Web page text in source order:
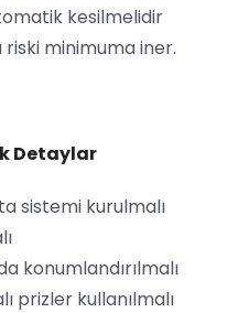
kesilmelidir
minimuma iner.
Detaylar
sistemi kurulmalı
konumlandırılmalı
prizler kullanılmalı